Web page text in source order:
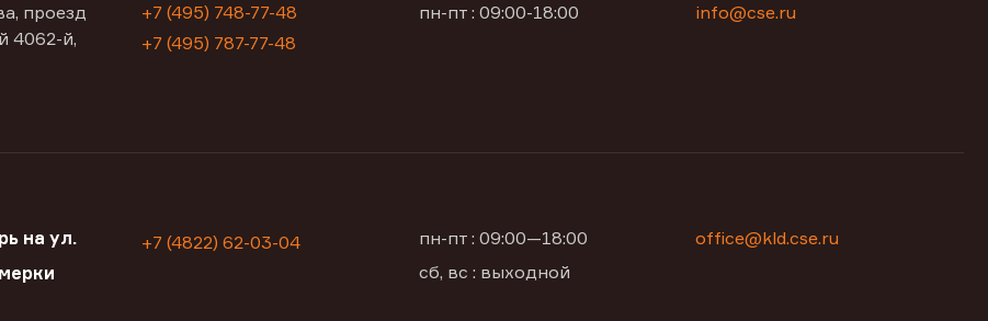
проезд
4062-й,
+7 (495) 748-77-48
+7 (495) 787-77-48
пн-пт : 09:00-18:00 info@cse.ru
на ул.
+7 (4822) 62-03-04
пн-пт : 09:00—18:00
сб, вс : выходной
office@kld.cse.ru